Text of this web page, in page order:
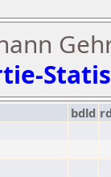
bdld